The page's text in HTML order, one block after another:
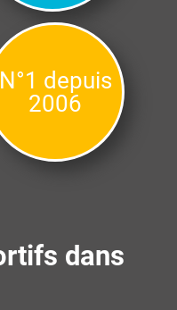
N°1 depuis
2006
dans